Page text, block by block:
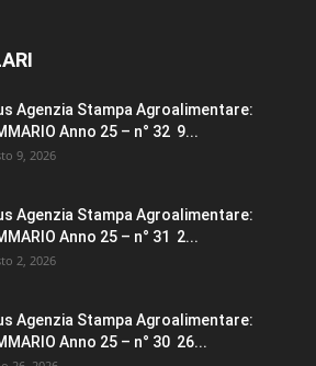
Agenzia Stampa Agroalimentare:
Anno 25 – n° 32 9...
9, 2026
Agenzia Stampa Agroalimentare:
Anno 25 – n° 31 2...
2, 2026
Agenzia Stampa Agroalimentare:
Anno 25 – n° 30 26...